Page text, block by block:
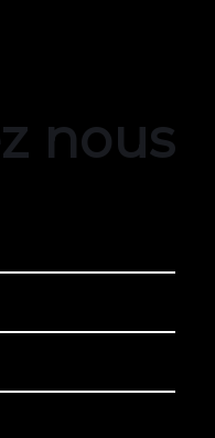
nous